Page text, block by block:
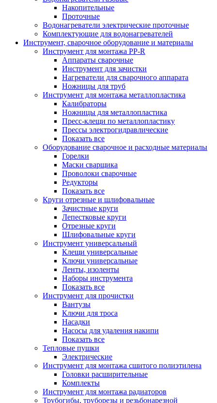
Накопительные
Проточные
Водонагреватели электрические проточные
Комплектующие для водонагревателей
Инструмент, сварочное оборудование и материалы
Инструмент для монтажа PP-R
Аппараты сварочные
Инструмент для зачистки
Нагреватели для сварочного аппарата
Ножницы для труб
Инструмент для монтажа металлопластика
Калибраторы
Ножницы для металлопластика
Пресс-клещи по металлопластику
Прессы электрогидравлические
Показать все
Оборудование сварочное и расходные материалы
Горелки
Маски сварщика
Проволоки сварочные
Редукторы
Показать все
Круги отрезные и шлифовальные
Зачистные круги
Лепестковые круги
Отрезные круги
Шлифовальные круги
Инструмент универсальный
Клещи универсальные
Ключи универсальные
Ленты, изоленты
Наборы инструмента
Показать все
Инструмент для прочистки
Вантузы
Ключи для троса
Насадки
Насосы для удаления накипи
Показать все
Тепловые пушки
Электрические
Инструмент для монтажа сшитого полиэтилена
Головки расширительные
Комплекты
Инструмент для монтажа радиаторов
Трубогибы, труборезы и резьбонарезной